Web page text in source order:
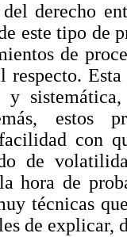
derecho
este tipo de
de
respecto.
y
estos
con
de
hora de
técnicas
de explicar,